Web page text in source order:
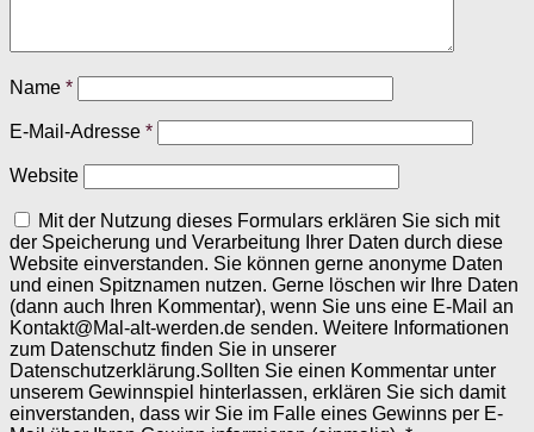
Name *
E-Mail-Adresse *
Website
Mit der Nutzung dieses Formulars erklären Sie sich mit
der Speicherung und Verarbeitung Ihrer Daten durch diese
Website einverstanden. Sie können gerne anonyme Daten
und einen Spitznamen nutzen. Gerne löschen wir Ihre Daten
(dann auch Ihren Kommentar), wenn Sie uns eine E-Mail an
Kontakt@Mal-alt-werden.de senden. Weitere Informationen
zum Datenschutz finden Sie in unserer
Datenschutzerklärung.Sollten Sie einen Kommentar unter
unserem Gewinnspiel hinterlassen, erklären Sie sich damit
einverstanden, dass wir Sie im Falle eines Gewinns per E-